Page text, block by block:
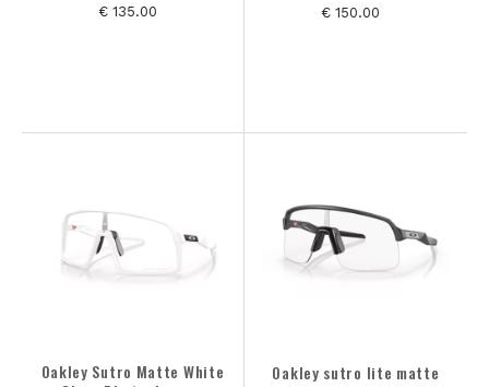
€ 135.00 € 150.00
Oakley Sutro Matte White
Oakley sutro lite matte